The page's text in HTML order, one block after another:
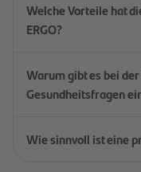
Welche Vorteile hat
ERGO?
Warum gibt es bei
Gesundheitsfragen
Wie sinnvoll ist eine